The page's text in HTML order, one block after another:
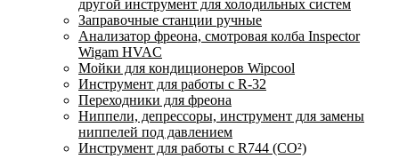
другой инструмент для холодильных систем
Заправочные станции ручные
Анализатор фреона, смотровая колба Inspector
Wigam HVAC
Мойки для кондиционеров Wipcool
Инструмент для работы с R-32
Переходники для фреона
Ниппели, депрессоры, инструмент для замены
ниппелей под давлением
Инструмент для работы с R744 (CO²)